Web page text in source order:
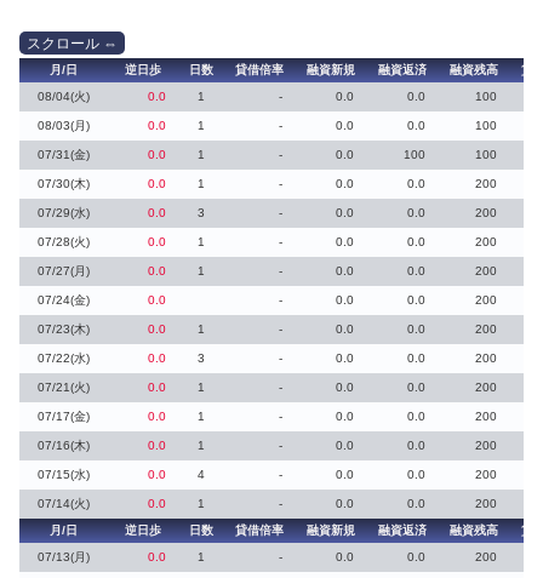
月/日 逆日歩 日数 貸借倍率 融資新規 融資返済 融資残高
貸
08/04(火)
0.0 1 - 0.0 0.0 100
08/03(月) 0.0 1 - 0.0 0.0 100
07/31(金) 0.0 1 - 0.0 100 100
07/30(木) 0.0 1 - 0.0 0.0 200
07/29(水) 0.0 3 - 0.0 0.0 200
07/28(火) 0.0 1 - 0.0 0.0 200
07/27(月) 0.0 1 - 0.0 0.0 200
07/24(金) 0.0 - 0.0 0.0 200
07/23(木) 0.0 1 - 0.0 0.0 200
07/22(水) 0.0 3 - 0.0 0.0 200
07/21(火) 0.0 1 - 0.0 0.0 200
07/17(金) 0.0 1 - 0.0 0.0 200
07/16(木) 0.0 1 - 0.0 0.0 200
07/15(水) 0.0 4 - 0.0 0.0 200
07/14(火) 0.0 1 - 0.0 0.0
200
月/日
逆日歩 日数 貸借倍率 融資新規 融資返済 融資残高
貸
07/13(月)
0.0 1 - 0.0 0.0 200